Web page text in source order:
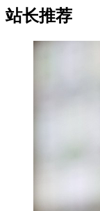
站长推荐